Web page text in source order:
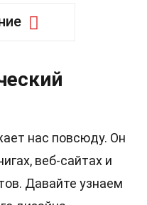
нас повсюду. Он
веб-сайтах и
Давайте узнаем